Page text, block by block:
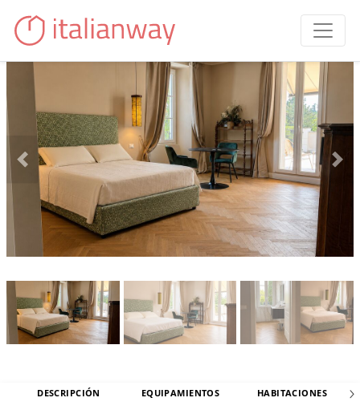
DESCRIPCIÓN EQUIPAMIENTOS HABITACIONES